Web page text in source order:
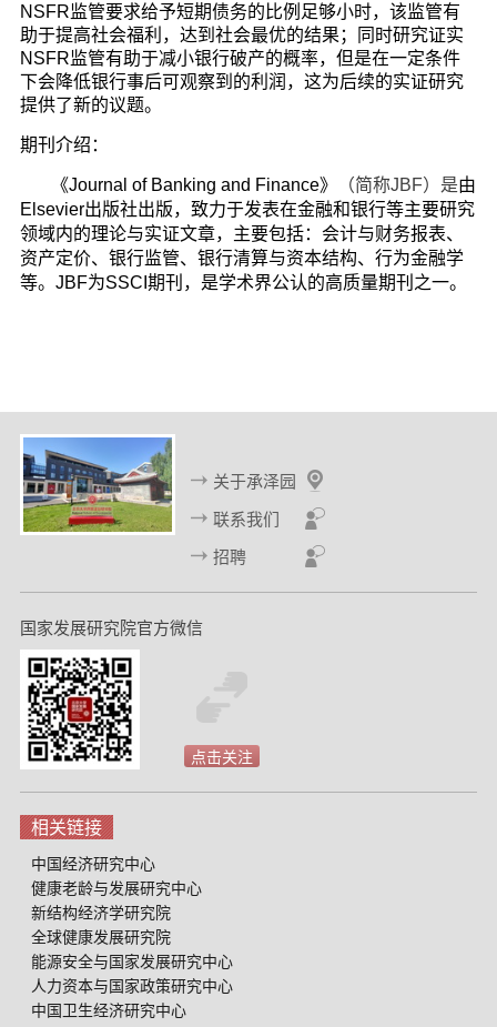
NSFR监管要求给予短期债务的比例足够小时，该监管有
助于提高社会福利，达到社会最优的结果；同时研究证实
NSFR监管有助于减小银行破产的概率，但是在一定条件
下会降低银行事后可观察到的利润，这为后续的实证研究
提供了新的议题。
期刊介绍：
《Journal of Banking and Finance》 （简称JBF）是由
Elsevier出版社出版，致力于发表在金融和银行等主要研究
领域内的理论与实证文章，主要包括：会计与财务报表、
资产定价、银行监管、银行清算与资本结构、行为金融学
等。JBF为SSCI期刊，是学术界公认的高质量期刊之一。
关于承泽园
联系我们
招聘
国家发展研究院官方微信
点击关注
相关链接
中国经济研究中心
健康老龄与发展研究中心
新结构经济学研究院
全球健康发展研究院
能源安全与国家发展研究中心
人力资本与国家政策研究中心
中国卫生经济研究中心